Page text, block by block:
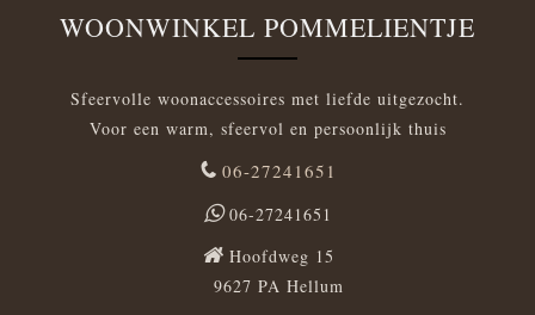
WOONWINKEL POMMELIENTJE
Sfeervolle woonaccessoires met liefde uitgezocht.
Voor een warm, sfeervol en persoonlijk thuis
06-27241651
06-27241651
Hoofdweg 15
9627 PA Hellum